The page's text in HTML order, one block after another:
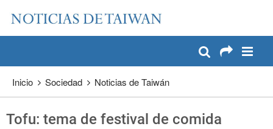
Pase a contenido principal
Inicio Sociedad Noticias de Taiwán
Tofu: tema de festival de comida